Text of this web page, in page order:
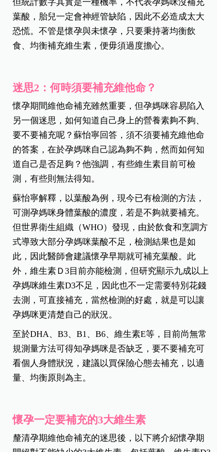
維他命有何不同，錯過該階段忘記補充，對胎兒會
有不好的影響嗎？以補充葉酸為例，大部分的婦產
科醫師都建議，葉酸應於懷孕前及懷孕初期補充，
但是許多孕媽咪常是過了懷孕3個月，才發現自己沒
擔心胎兒會不會有問題。蘇怡寧強調，雖然文獻統
計，若是胎兒缺乏葉酸，神經管缺損機率會增加，
但統計數字其實是一種機率，不代表孕媽咪沒補充
葉酸，胎兒一定會神經管缺陷，因此不必造成太大
恐慌。不管是懷孕與未懷孕，只要秉持著均衡飲
食、均衡補充維生素，便毋須過度擔心。
迷思2：何時須要補充維他命？
懷孕期間維他命補充雖然重要，但孕媽咪容易陷入
另一個迷思，如何知道自己身上的營養素夠不夠、
要不要補充呢？蘇怡寧回答，須不須要補充維他命
的答案，在於孕媽咪自己認為夠不夠，然而如何知
道自己是否足夠？他強調，有些維生素目前可檢
測，有些則無法得知。
蘇怡寧解釋，以葉酸為例，現今已有檢測的方法，
可測孕媽咪身體葉酸的濃度，若是不夠就要補充。
但世界衛生組織（WHO）發現，由於飲食和烹調方
式導致大部分孕媽咪葉酸不足，檢測結果也是如
此，因此醫師會建議懷孕早期就可補充葉酸。此
外，維生素Ｄ3目前亦能檢測，但研究顯示九成以上
孕媽咪更清楚自己的狀況。
至於DHA、B3、B1、B6、維生素E等，目前尚無常